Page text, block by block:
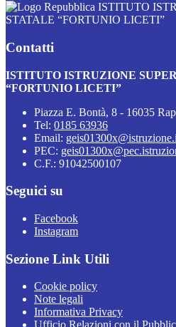
ISTITUTO
STATALE “FORTUNIO LICETI”
Contatti
ISTITUTO ISTRUZIONE
“FORTUNIO LICETI”
Piazza E. Bontà, 8 - 16035
Tel: 0185 63936
Email:
PEC:
C.F.: 91042500107
Seguici su
Facebook
Instagram
Sezione Link Utili
Cookie policy
Note legali
Informativa Privacy